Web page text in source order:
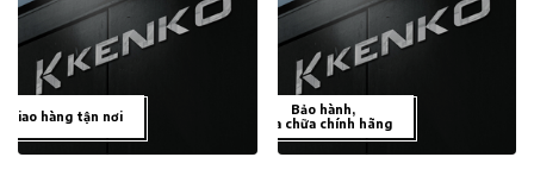
Giao hàng tận nơi
Bảo hành,
sửa chữa chính hãng